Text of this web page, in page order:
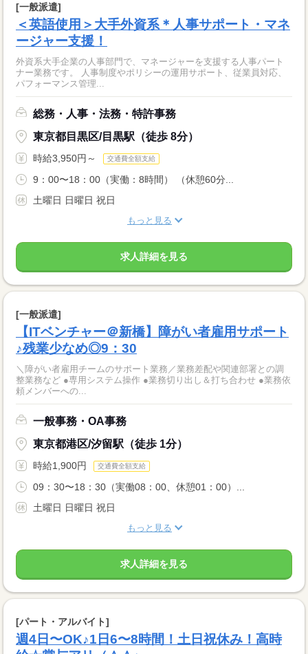
[一般派遣]
＜英語使用＞大手外資系＊人事サポート・マネ
ージャー支援！
外資系大手企業の人事部門で、マネージャーを支援する人事パート
ナー業務です。 人事制度やポリシーの運用サポート、従業員対応、
パフォーマンス管理...
総務・人事・法務・特許事務
東京都目黒区/目黒駅（徒歩 8分）
時給3,950円～ 交通費全額支給
9：00〜18：00（実働：8時間） （休憩60分...
土曜日 日曜日 祝日
もっと見る
求人詳細を見る
[一般派遣]
【ITベンチャー＠新橋】障がい者雇用サポート
♪残業少なめ◎9：30
＼障がい者雇用チームのサポート業務／業務差配や関連部署との調
整業務など ●専用システム操作 ●業務切り出し＆打ち合わせ ●業務依
頼メンバーへの...
一般事務・OA事務
東京都港区/汐留駅（徒歩 1分）
時給1,900円 交通費全額支給
09：30〜18：30（実働08：00、休憩01：00）...
土曜日 日曜日 祝日
もっと見る
求人詳細を見る
[パート・アルバイト]
週4日〜OK♪1日6〜8時間！土日祝休み！高時